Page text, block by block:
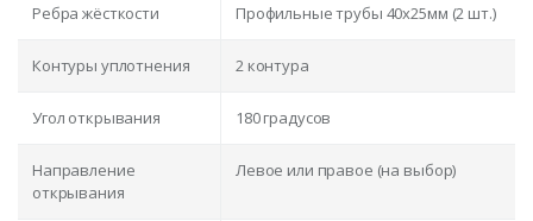
Ребра жёсткости Профильные трубы 40х25мм (2 шт.)
Контуры уплотнения 2 контура
Угол открывания 180 градусов
Направление
открывания
Левое или правое (на выбор)